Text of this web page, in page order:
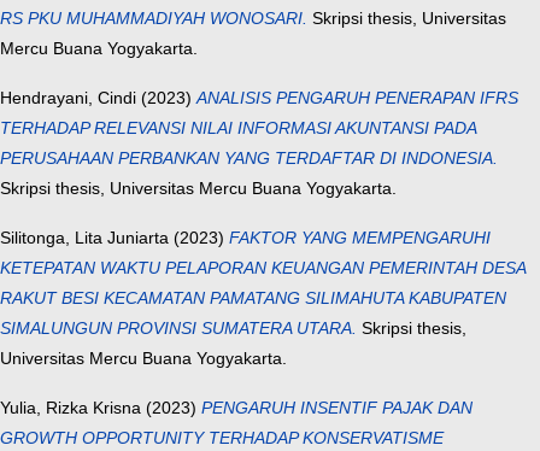
RS PKU MUHAMMADIYAH WONOSARI. Skripsi thesis, Universitas
Mercu Buana Yogyakarta.
Hendrayani, Cindi (2023)ANALISIS PENGARUH PENERAPAN IFRS
TERHADAP RELEVANSI NILAI INFORMASI AKUNTANSI PADA
PERUSAHAAN PERBANKAN YANG TERDAFTAR DI INDONESIA.
Skripsi thesis, Universitas Mercu Buana Yogyakarta.
Silitonga, Lita Juniarta (2023) FAKTOR YANG MEMPENGARUHI
KETEPATAN WAKTU PELAPORAN KEUANGAN PEMERINTAH DESA
RAKUT BESI KECAMATAN PAMATANG SILIMAHUTA KABUPATEN
SIMALUNGUN PROVINSI SUMATERA UTARA. Skripsi thesis,
Universitas Mercu Buana Yogyakarta.
Yulia, Rizka Krisna (2023) PENGARUH INSENTIF PAJAK DAN
GROWTH OPPORTUNITY TERHADAP KONSERVATISME